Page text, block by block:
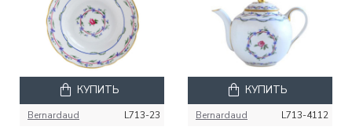
Bernardaud L713-23
КУПИТЬ
Bernardaud L713-4112
КУПИТЬ